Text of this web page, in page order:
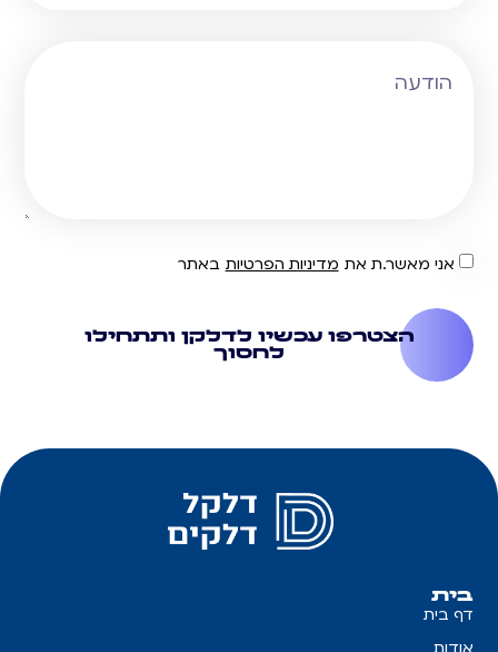
אני מאשר.ת את מדיניות הפרטיות באתר
הצטרפו עכשיו לדלקן ותתחילו
לחסוך
בית
דף בית